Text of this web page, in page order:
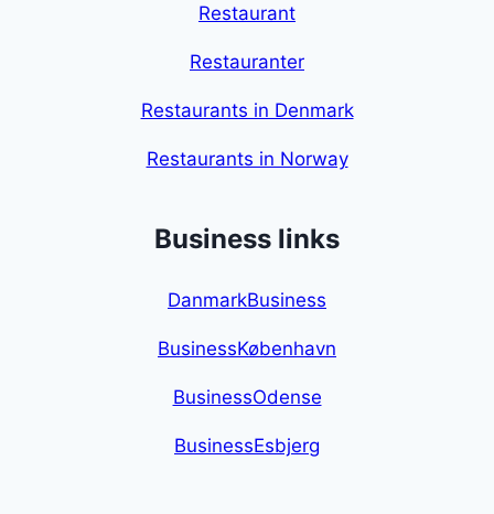
Restaurant
Restauranter
Restaurants in Denmark
Restaurants in Norway
Business links
DanmarkBusiness
BusinessKøbenhavn
BusinessOdense
BusinessEsbjerg